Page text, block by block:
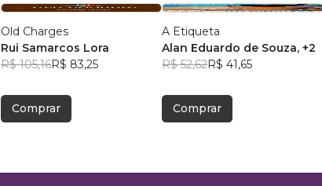
Old Charges
Rui Samarcos Lora
R$ 105,16R$ 83,25
Comprar
A Etiqueta
Alan Eduardo de Souza, +2
R$ 52,62R$ 41,65
Comprar